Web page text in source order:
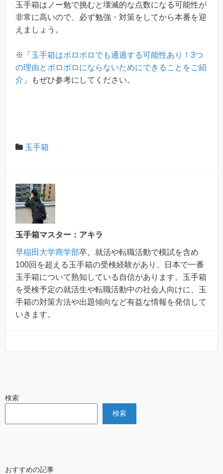
玉手箱はノー勉で挑むと壊滅的な点数になる可能性が
非常に高いので、必ず勉強・対策をしてから本番を迎
えましょう。
※「 玉手箱はボロボロでも通過する可能性あり！3つ
の理由とボロボロにならないためにできることをご紹
介 」もぜひ参考にしてください。
玉手箱
玉手箱マスター：アキラ
早稲田大学商学部卒。就活や転職活動で模試を含め
100回を超える玉手箱の受検経験があり、日本で一番
玉手箱について熟知している自信があります。玉手箱
を受検予定の就活生や転職活動中の社会人向けに、玉
手箱の対策方法や出題傾向など有益な情報を発信して
いきます。
検索
検索
おすすめの記事